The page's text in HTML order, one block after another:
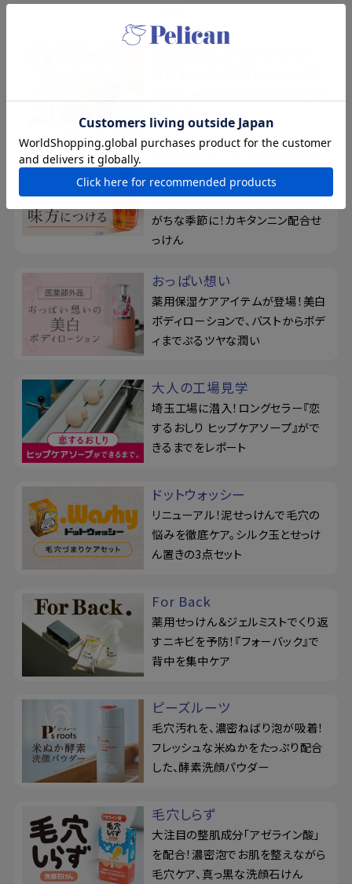
る
ベタつきやお肌のニオイが気になり
がちな季節に！カキタンニン配合せ
っけん
おっぱい想い
薬用保湿ケアアイテムが登場！美白
ボディローションで、バストからボデ
ィまでぷるツヤな潤い
大人の工場見学
埼玉工場に潜入！ロングセラー『恋
するおしり ヒップケアソープ』がで
きるまでをレポート
ドットウォッシー
リニューアル！泥せっけんで毛穴の
悩みを徹底ケア。シルク玉とせっけ
ん置きの3点セット
For Back
薬用せっけん＆ジェルミストでくり返
すニキビを予防！『フォーバック』で
背中を集中ケア
ピーズルーツ
毛穴汚れを、濃密ねばり泡が吸着！
フレッシュな米ぬかをたっぷり配合
した、酵素洗顔パウダー
毛穴しらず
大注目の整肌成分「アゼライン酸」
を配合！濃密泡でお肌を整えながら
毛穴ケア、真っ黒な洗顔石けん